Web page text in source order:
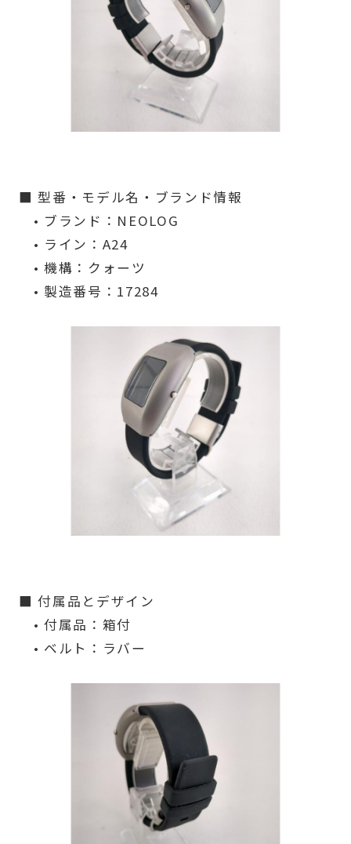
■ 型番・モデル名・ブランド情報
• ブランド：NEOLOG
• ライン：A24
• 機構：クォーツ
• 製造番号：17284
■ 付属品とデザイン
• 付属品：箱付
• ベルト：ラバー